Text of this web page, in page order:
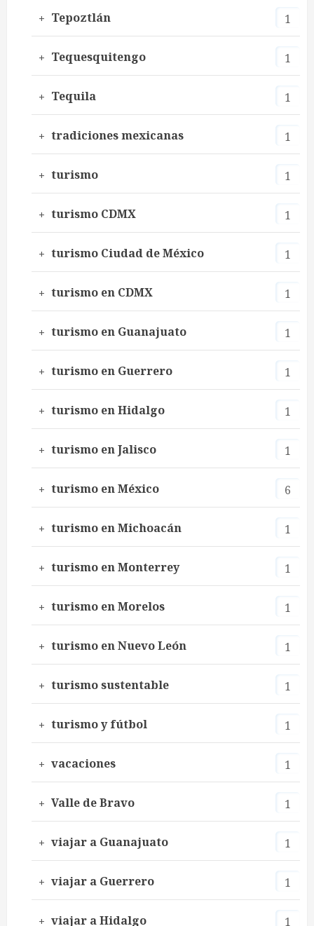
Tepoztlán 1
Tequesquitengo 1
Tequila 1
tradiciones mexicanas 1
turismo 1
turismo CDMX 1
turismo Ciudad de México 1
turismo en CDMX 1
turismo en Guanajuato 1
turismo en Guerrero 1
turismo en Hidalgo 1
turismo en Jalisco 1
turismo en México 6
turismo en Michoacán 1
turismo en Monterrey 1
turismo en Morelos 1
turismo en Nuevo León 1
turismo sustentable 1
turismo y fútbol 1
vacaciones 1
Valle de Bravo 1
viajar a Guanajuato 1
viajar a Guerrero 1
viajar a Hidalgo 1